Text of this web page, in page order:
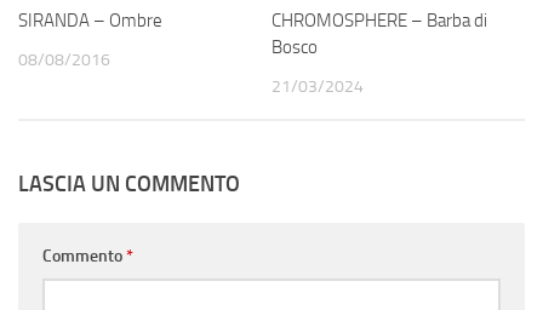
SIRANDA – Ombre
08/08/2016
CHROMOSPHERE – Barba di
Bosco
21/03/2024
LASCIA UN COMMENTO
Commento*